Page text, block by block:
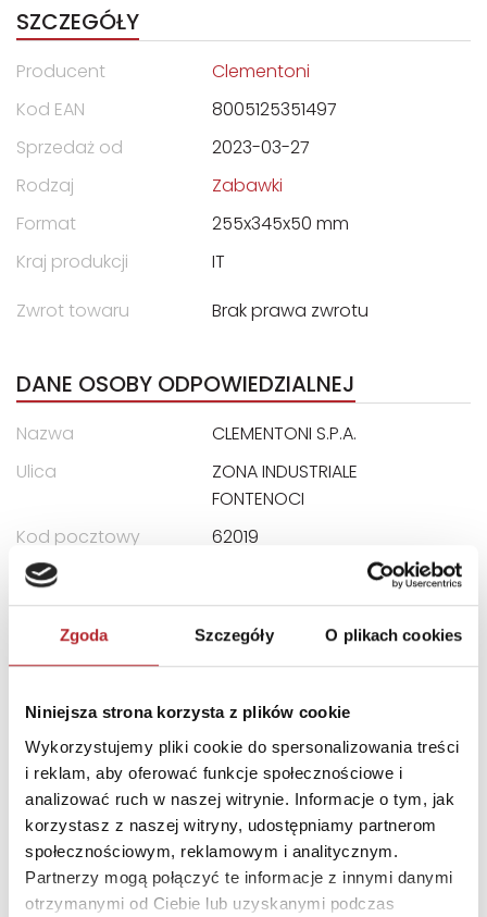
Zgoda Szczegóły O plikach cookies
Niniejsza strona korzysta z plików cookie
Wykorzystujemy pliki cookie do spersonalizowania treści
i reklam, aby oferować funkcje społecznościowe i
analizować ruch w naszej witrynie. Informacje o tym, jak
korzystasz z naszej witryny, udostępniamy partnerom
społecznościowym, reklamowym i analitycznym.
Partnerzy mogą połączyć te informacje z innymi danymi
otrzymanymi od Ciebie lub uzyskanymi podczas
SZCZEGÓŁY
Producent
Clementoni
Kod EAN
8005125351497
Sprzedaż od
2023-03-27
Rodzaj
Zabawki
Format
255x345x50 mm
Kraj produkcji
IT
Zwrot towaru
Brak prawa zwrotu
DANE OSOBY ODPOWIEDZIALNEJ
Nazwa
CLEMENTONI S.P.A.
Ulica
ZONA INDUSTRIALE
FONTENOCI
Kod pocztowy
62019
Miasto
RECANATI LOCALITA
E-mail
assistenza@clementoni.it